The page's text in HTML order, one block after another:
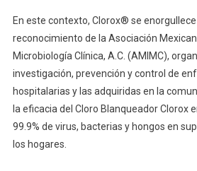
En este contexto, Clorox® se
reconocimiento de la Asociación
Microbiología Clínica, A.C. (AMIMC),
investigación, prevención y control de
hospitalarias y las adquiridas en la
la eficacia del Cloro Blanqueador Clorox
99.9% de virus, bacterias y hongos en
los hogares.